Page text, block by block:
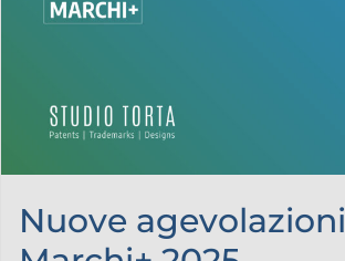
Nuove agevolazioni